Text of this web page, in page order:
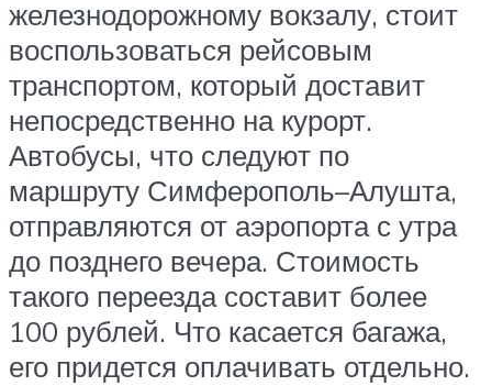
железнодорожному вокзалу, стоит
воспользоваться рейсовым
транспортом, который доставит
непосредственно на курорт.
Автобусы, что следуют по
маршруту Симферополь–Алушта,
отправляются от аэропорта с утра
до позднего вечера. Стоимость
такого переезда составит более
100 рублей. Что касается багажа,
его придется оплачивать отдельно.